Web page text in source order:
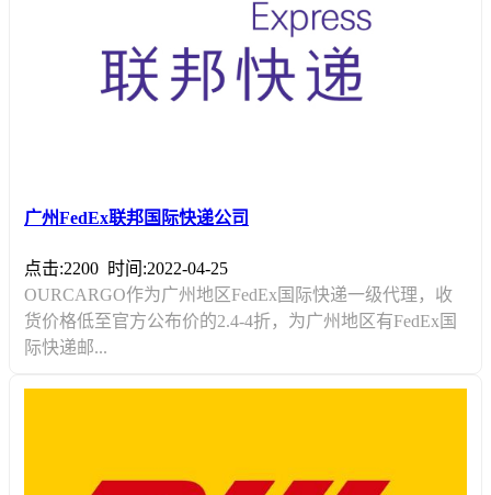
广州FedEx联邦国际快递公司
点击:2200 时间:2022-04-25
OURCARGO作为广州地区FedEx国际快递一级代理，收
货价格低至官方公布价的2.4-4折，为广州地区有FedEx国
际快递邮...